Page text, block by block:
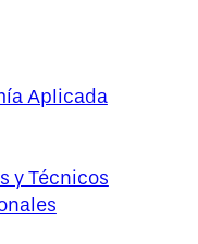
Aplicada
y Técnicos